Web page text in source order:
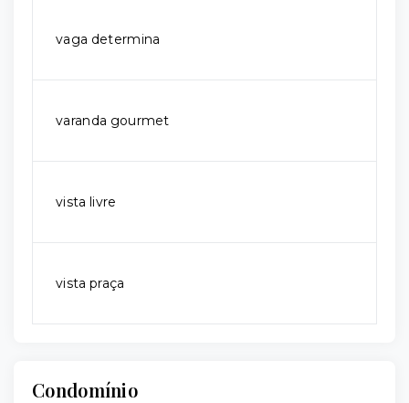
vaga determina
varanda gourmet
vista livre
vista praça
Condomínio